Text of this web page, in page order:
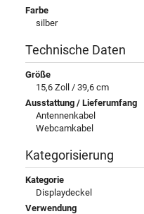
Farbe
silber
Technische Daten
Größe
15,6 Zoll / 39,6 cm
Ausstattung / Lieferumfang
Antennenkabel
Webcamkabel
Kategorisierung
Kategorie
Displaydeckel
Verwendung